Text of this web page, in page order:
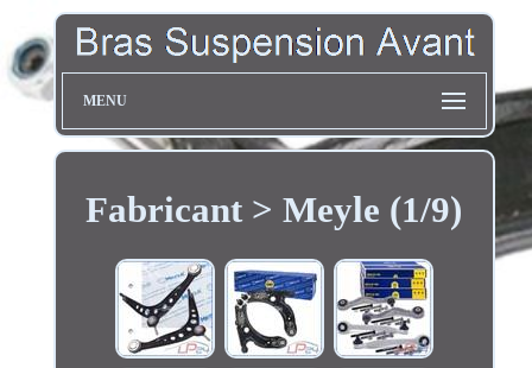
MENU
Fabricant > Meyle (1/9)